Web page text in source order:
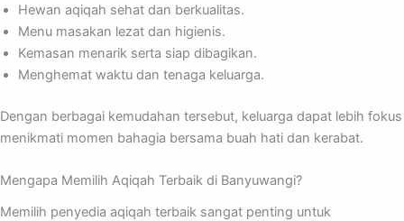
Hewan aqiqah sehat dan berkualitas.
Menu masakan lezat dan higienis.
Kemasan menarik serta siap dibagikan.
Menghemat waktu dan tenaga keluarga.
Dengan berbagai kemudahan tersebut, keluarga dapat lebih fokus
menikmati momen bahagia bersama buah hati dan kerabat.
Mengapa Memilih Aqiqah Terbaik di Banyuwangi?
Memilih penyedia aqiqah terbaik sangat penting untuk